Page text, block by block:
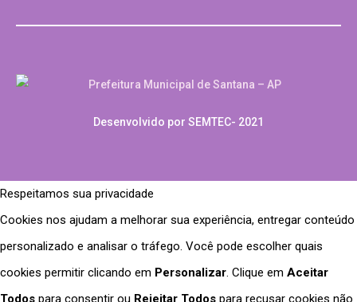
Desenvolvido por SEMTEC- 2021
Respeitamos sua privacidade
Cookies nos ajudam a melhorar sua experiência, entregar conteúdo
personalizado e analisar o tráfego. Você pode escolher quais
cookies permitir clicando em Personalizar. Clique em Aceitar
Todos para consentir ou Rejeitar Todos para recusar cookies não